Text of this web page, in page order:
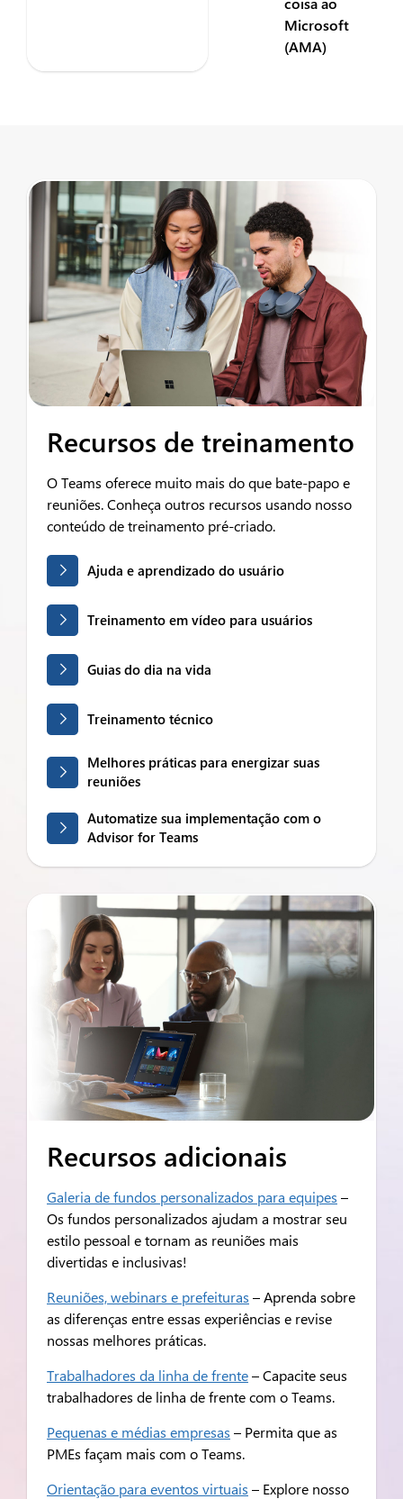
Microsoft
(AMA)
Recursos de treinamento
O Teams oferece muito mais do que bate-papo e
reuniões. Conheça outros recursos usando nosso
conteúdo de treinamento pré-criado.
Ajuda e aprendizado do usuário
Treinamento em vídeo para usuários
Guias do dia na vida
Treinamento técnico
Melhores práticas para energizar suas
reuniões
Automatize sua implementação com o
Advisor for Teams
Recursos adicionais
Galeria de fundos personalizados para equipes –
Os fundos personalizados ajudam a mostrar seu
estilo pessoal e tornam as reuniões mais
divertidas e inclusivas!
Reuniões, webinars e prefeituras – Aprenda sobre
as diferenças entre essas experiências e revise
nossas melhores práticas.
Trabalhadores da linha de frente– Capacite seus
trabalhadores de linha de frente com o Teams.
Pequenas e médias empresas – Permita que as
PMEs façam mais com o Teams.
Orientação para eventos virtuais – Explore nosso